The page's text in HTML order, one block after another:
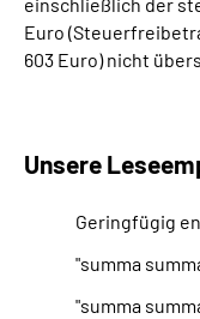
Euro
603 Euro) nicht
Unsere
Geringfügig
"summa
"summa